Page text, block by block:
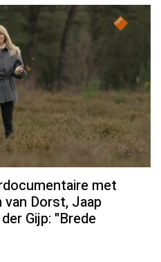
met
van Dorst, Jaap
Gijp: "Brede